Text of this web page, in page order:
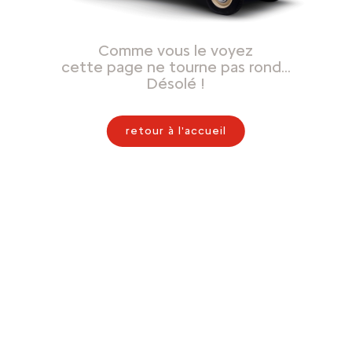
Comme vous le voyez
cette page ne tourne pas rond…
Désolé !
retour à l'accueil